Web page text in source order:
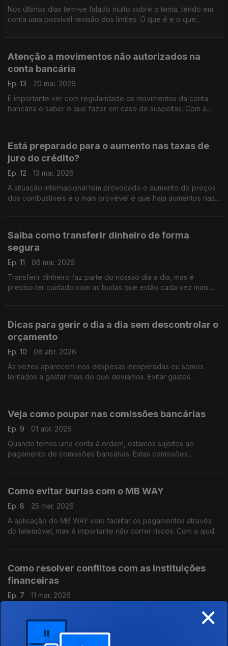
Nos últimos dias tem-se falado muito sobre o tema, tendo em
conta uma possível revisão dos limites. O que é e o que
Atenção a movimentos não autorizados na
conta bancária
Ep. 13
20 mai. 2026
É importante ver com regularidade os movimentos da conta
bancária e saber o que fazer em caso de suspeitas. Com a
Está preparado para o aumento nas taxas de
juro do crédito?
Ep. 12
13 mai. 2026
A situação internacional tem provocado o aumento do preços
dos combustíveis e o mais provével é que haja aumentos nas
Saiba como transferir dinheiro de forma
segura
Ep. 11
06 mai. 2026
Transferir dinheiro faz parte do nossso dia a dia, mas é
preciso ter cuidado com as burlas que estão cada vez mais
Dicas para gerir o dia a dia sem descontrolar o
orçamento
Ep. 10
08 abr. 2026
Às vezes aparecem-nos despesas inesperadas ou somos
tentados a gastar mais do que deviamos. Evitar gastos
Veja como poupar nas comissões bancárias
Ep. 9
01 abr. 2026
Quando temos uma conta à ordem, estamos sujeitos ao
pagamento de comissões bancárias. Estas comissões
Como evitar burlas com o MB WAY
Ep. 8
25 mar. 2026
A aplicação do MB WAY veio facilitar os pagamentos através
do telemóvel, mas é importante não correr riscos. Com a ajuda
Como resolver conflitos com as instituições
financeiras
Ep. 7
11 mar. 2026
Neste episódio o Pedro Dias, do Banco de Portugal, ajuda-nos
a saber o que fazer quando achamos que o nosso banco não
está a atuar corretamente.
×